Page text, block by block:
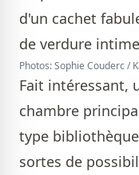
Photos: Sophie Couderc /
Fait intéressant,
chambre
type
sortes de